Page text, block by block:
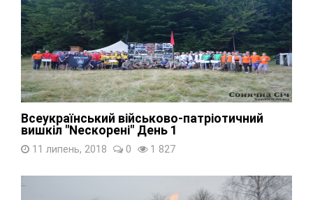
Всеукраїнський військово-патріотичний
вишкіл "Nескорені" День 1
11 липень, 2018 0 1 827